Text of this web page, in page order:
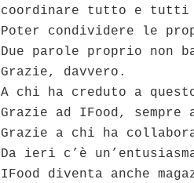
coordinare tutto e tutti
Poter condividere le
Due parole proprio non
Grazie, davvero.
A chi ha creduto a
Grazie ad IFood,
Grazie a chi ha
Da ieri c’è
IFood diventa anche